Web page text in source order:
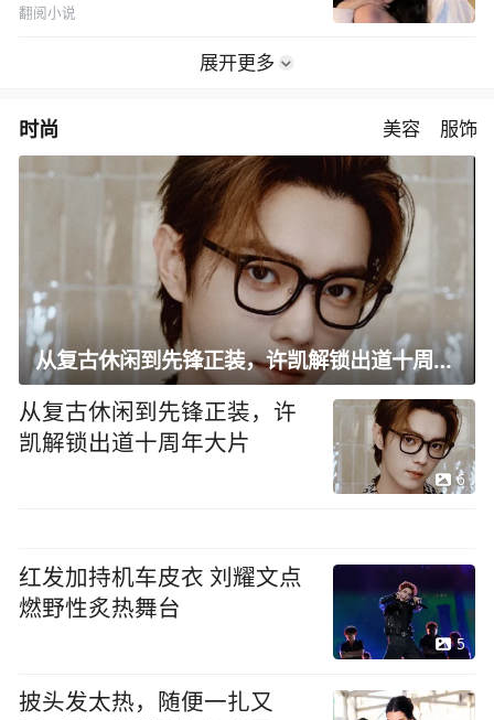
翻阅小说
展开更多
时尚 美容 服饰
从复古休闲到先锋正装，许凯解锁出道十周年大片
从复古休闲到先锋正装，许
凯解锁出道十周年大片
6
红发加持机车皮衣 刘耀文点
燃野性炙热舞台
5
披头发太热，随便一扎又